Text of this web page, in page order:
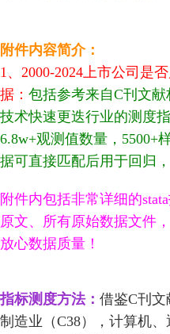
附件内容简介：
1、2000-2024上市公司是
据： 包括参考来自C刊文
技术快速更迭行业的测度
6.8w+观测值数量，5500+
据可直接匹配后用于回归
附件内包括非常详细的
原文、所有原始数据文件
放心数据质量！
指标测度方法： 借鉴C刊
制造业（C38），计算机